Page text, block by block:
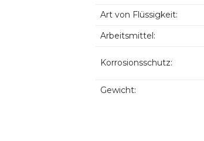
Art von Flüssigkeit:
Arbeitsmittel:
Korrosionsschutz:
Gewicht: